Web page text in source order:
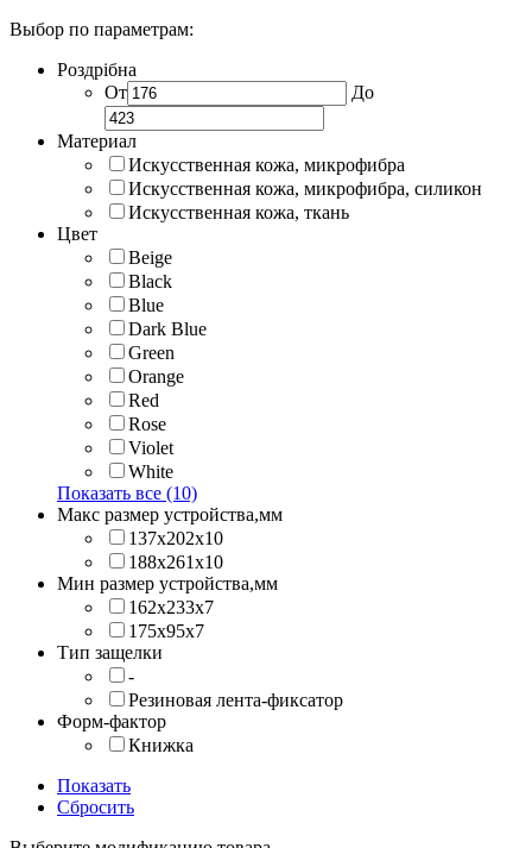
Выбор по параметрам:
Роздрібна
От
До
Материал
Искусственная кожа, микрофибра
Искусственная кожа, микрофибра, силикон
Искусственная кожа, ткань
Цвет
Beige
Black
Blue
Dark Blue
Green
Orange
Red
Rose
Violet
White
Показать все (10)
Макс размер устройства,мм
137х202x10
188х261x10
Мин размер устройства,мм
162x233x7
175x95x7
Тип защелки
-
Резиновая лента-фиксатор
Форм-фактор
Книжка
Показать
Сбросить